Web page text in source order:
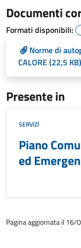
Documenti
Formati disponibili:
Norme di
CALORE (22,5 KB)
Presente in
SERVIZI
Piano
ed
Pagina aggiornata il